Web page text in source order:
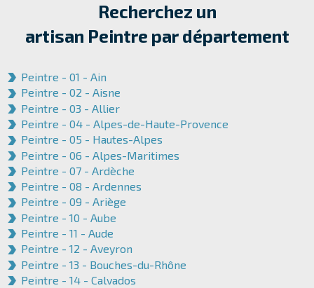
Recherchez un
artisan Peintre par département
Peintre - 01 - Ain
Peintre - 02 - Aisne
Peintre - 03 - Allier
Peintre - 04 - Alpes-de-Haute-Provence
Peintre - 05 - Hautes-Alpes
Peintre - 06 - Alpes-Maritimes
Peintre - 07 - Ardèche
Peintre - 08 - Ardennes
Peintre - 09 - Ariège
Peintre - 10 - Aube
Peintre - 11 - Aude
Peintre - 12 - Aveyron
Peintre - 13 - Bouches-du-Rhône
Peintre - 14 - Calvados